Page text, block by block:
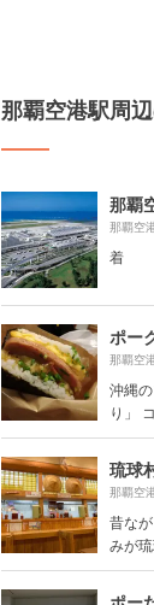
那覇空港駅周
那覇
那覇空
着
那覇空
沖縄
り」
琉球
那覇空
昔な
みが